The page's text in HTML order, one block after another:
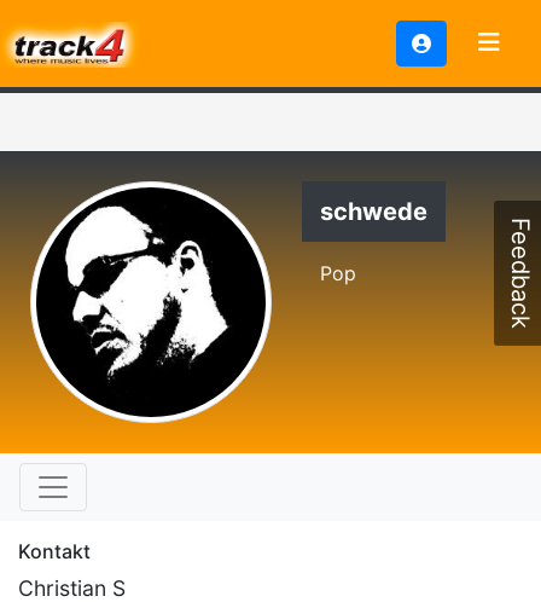
schwede
Pop
Kontakt
Christian S
Feedback